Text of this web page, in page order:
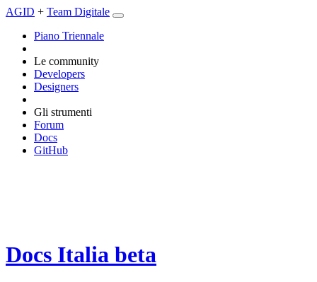
AGID + Team Digitale
Piano Triennale
Le community
Developers
Designers
Gli strumenti
Forum
Docs
GitHub
Docs Italia beta